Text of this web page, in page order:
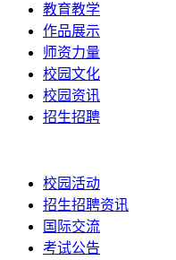
教育教学
作品展示
师资力量
校园文化
校园资讯
招生招聘
校园活动
招生招聘资讯
国际交流
考试公告